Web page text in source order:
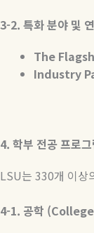
3-2. 특화분야 및
The
Industry
4. 학부 전공프로그
LSU는 330개 이상
4-1. 공학